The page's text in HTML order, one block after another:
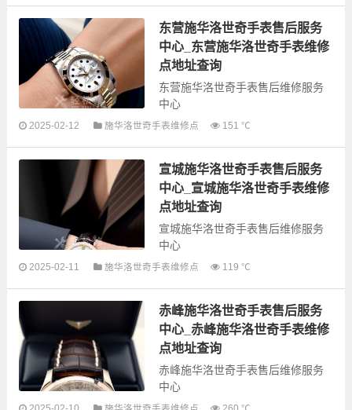
修点信息，可以为您提供施华洛世
奇全型号手表的故障检测维修，手
表保养等...
东营施华洛世奇手表售后服务
中心_东营施华洛世奇手表维修
点地址查询
东营施华洛世奇手表售后维修服务
中心
修点信息，可以为您提供施华洛世
奇全型号手表的故障检测维修，手
表保养等...
2025-02-12 施华洛世奇手表维修点 151 ℃
宣城施华洛世奇手表售后服务
中心_宣城施华洛世奇手表维修
点地址查询
宣城施华洛世奇手表售后维修服务
中心
修点信息，可以为您提供施华洛世
奇全型号手表的故障检测维修，手
表保养等...
2025-02-11 施华洛世奇手表维修点 119 ℃
赤峰施华洛世奇手表售后服务
中心_赤峰施华洛世奇手表维修
点地址查询
赤峰施华洛世奇手表售后维修服务
中心